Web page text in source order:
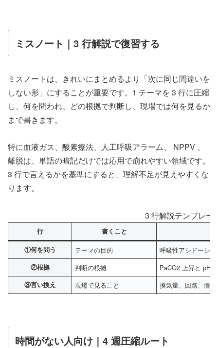
ミスノート｜3 行解説で復習する
ミスノートは、きれいにまとめるより「次に同じ間違いを
しない形」にすることが重要です。1 テーマを 3 行に圧縮
し、何を問われ、どの根拠で判断し、現場では何を見るか
まで書きます。
特に血液ガス、酸素療法、人工呼吸アラーム、 NPPV 、
離脱は、単語の暗記だけでは応用で崩れやすい領域です。
3 行で言えるかを基準にすると、理解不足が見えやすくな
ります。
3 行解説テンプレー
行 書くこと
①何を問う テーマの目的 呼吸性アシドーシ
②根拠 判断の根拠 PaCO2 上昇と pH
③言い換え 現場で見ること 換気量、回路、痰
時間がない人向け｜4 週圧縮ルート